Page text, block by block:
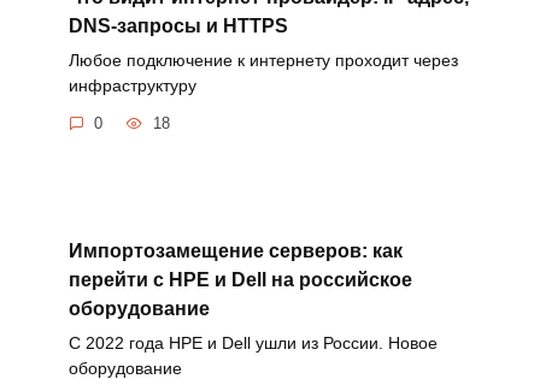
DNS-запросы и HTTPS
Любое подключение к интернету проходит через
инфраструктуру
0 18
Импортозамещение серверов: как
перейти с HPE и Dell на российское
оборудование
С 2022 года HPE и Dell ушли из России. Новое
оборудование